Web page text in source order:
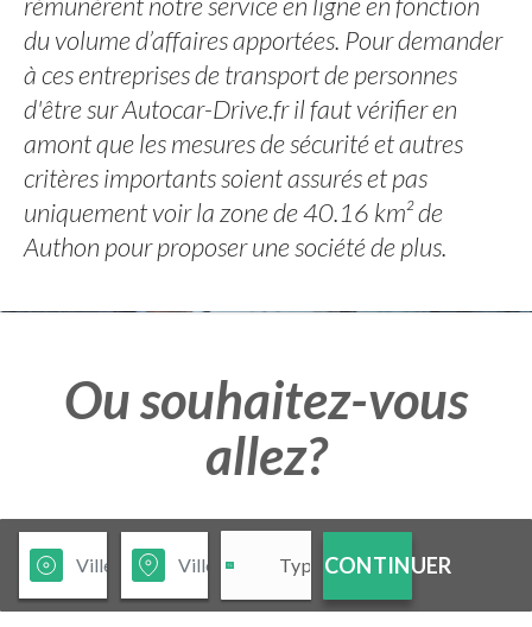
du volume d’affaires apportées. Pour demander
à ces entreprises de transport de personnes
d'être sur Autocar-Drive.fr il faut vérifier en
amont que les mesures de sécurité et autres
critères importants soient assurés et pas
uniquement voir la zone de 40.16 km² de
Authon pour proposer une société de plus.
Ou souhaitez-vous
allez?
CONTINUER